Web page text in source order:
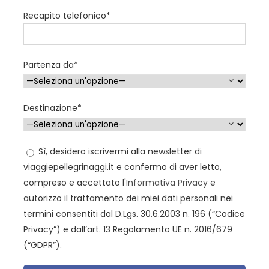
Recapito telefonico*
Partenza da*
Destinazione*
Sì, desidero iscrivermi alla newsletter di
viaggiepellegrinaggi.it e confermo di aver letto,
compreso e accettato l'Informativa Privacy e
autorizzo il trattamento dei miei dati personali nei
termini consentiti dal D.Lgs. 30.6.2003 n. 196 (“Codice
Privacy”) e dall’art. 13 Regolamento UE n. 2016/679
(“GDPR”).
Programma
1° giorno:
All’ arrivo in aeroporto di destinazione a Tarbes troverai
appena fuori dalla porta nella zona “Arrivi” un nostro
assistente ad accoglierti con un distintivo per cui
subito ti sentirai alsicuro e al posto giusto.
A Catania l’imbarco per il volo per Lourdes sarà
facilitato